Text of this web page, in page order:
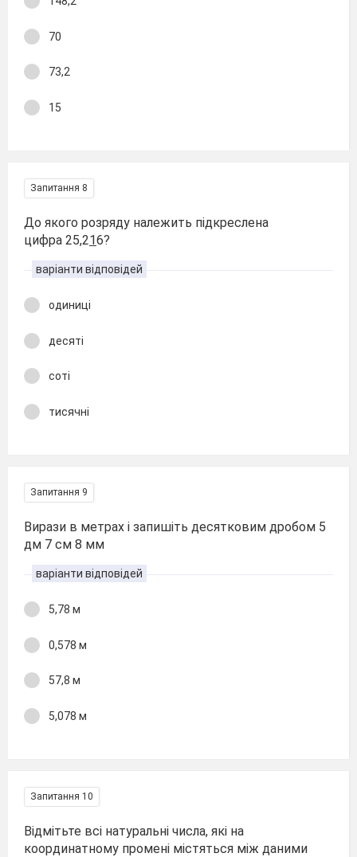
70
73,2
15
Запитання 8
До якого розряду належить підкреслена
цифра 25,216?
варіанти відповідей
одиниці
десяті
соті
тисячні
Запитання 9
Вирази в метрах і запишіть десятковим дробом 5
дм 7 см 8 мм
варіанти відповідей
5,78 м
0,578 м
57,8 м
5,078 м
Запитання 10
Відмітьте всі натуральні числа, які на
координатному промені містяться між даними